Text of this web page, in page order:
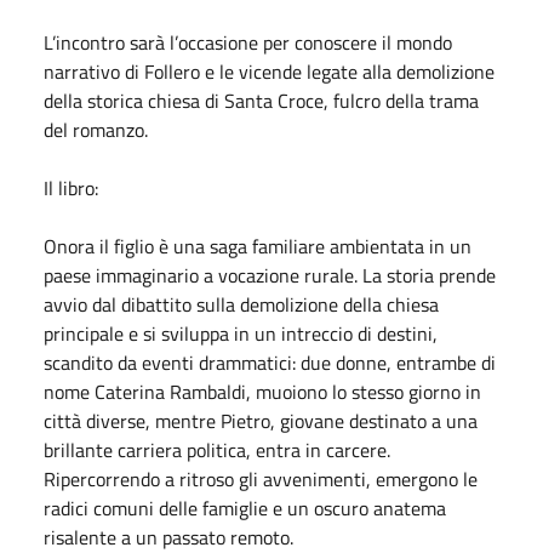
L’incontro sarà l’occasione per conoscere il mondo
narrativo di Follero e le vicende legate alla demolizione
della storica chiesa di Santa Croce, fulcro della trama
del romanzo.
Il libro:
Onora il figlio è una saga familiare ambientata in un
paese immaginario a vocazione rurale. La storia prende
avvio dal dibattito sulla demolizione della chiesa
principale e si sviluppa in un intreccio di destini,
scandito da eventi drammatici: due donne, entrambe di
nome Caterina Rambaldi, muoiono lo stesso giorno in
città diverse, mentre Pietro, giovane destinato a una
brillante carriera politica, entra in carcere.
Ripercorrendo a ritroso gli avvenimenti, emergono le
radici comuni delle famiglie e un oscuro anatema
risalente a un passato remoto.